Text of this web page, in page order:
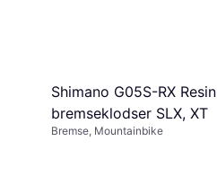
Shimano G05S-RX Resin
bremseklodser SLX, XT
Bremse, Mountainbike